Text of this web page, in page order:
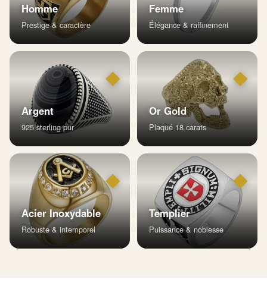
Homme
Prestige & caractère
Femme
Élégance & raffinement
◆
Argent
925 sterling pur
◆
Or Gold
Plaqué 18 carats
◆
Acier Inoxydable
Robuste & intemporel
◆
Templier
Puissance & noblesse